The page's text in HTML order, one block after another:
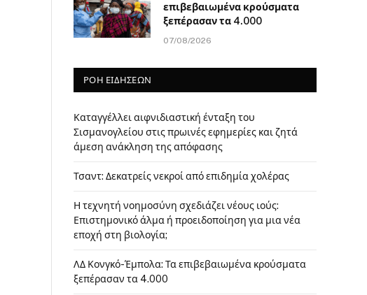
επιβεβαιωμένα κρούσματα
ξεπέρασαν τα 4.000
07/08/2026
ΡΟΗ ΕΙΔΗΣΕΩΝ
Καταγγέλλει αιφνιδιαστική ένταξη του
Σισμανογλείου στις πρωινές εφημερίες και ζητά
άμεση ανάκληση της απόφασης
Τσαντ: Δεκατρείς νεκροί από επιδημία χολέρας
Η τεχνητή νοημοσύνη σχεδιάζει νέους ιούς:
Επιστημονικό άλμα ή προειδοποίηση για μια νέα
εποχή στη βιολογία;
ΛΔ Κονγκό-Έμπολα: Τα επιβεβαιωμένα κρούσματα
ξεπέρασαν τα 4.000